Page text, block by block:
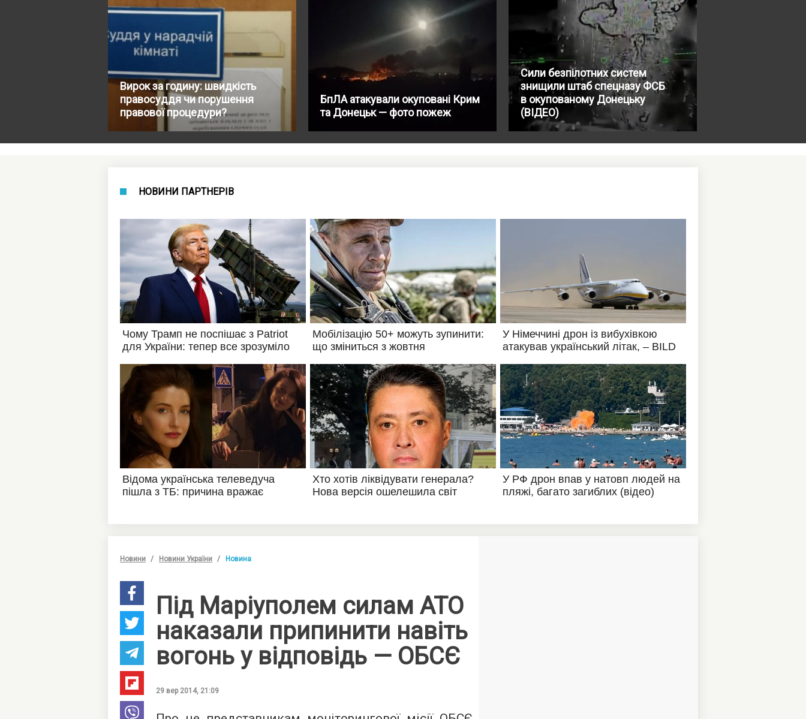
Вирок за годину: швидкість
правосуддя чи порушення
правової процедури?
БпЛА атакували окуповані Крим
та Донецьк — фото пожеж
Сили безпілотних систем
знищили штаб спецназу ФСБ
в окупованому Донецьку
(ВІДЕО)
НОВИНИ ПАРТНЕРІВ
Новини Новини України Новина
Під Маріуполем силам АТО
наказали припинити навіть
вогонь у відповідь — ОБСЄ
29 вер 2014, 21:09